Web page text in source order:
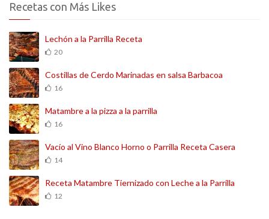
Recetas con Más Likes
Lechón a la Parrilla Receta
20
Costillas de Cerdo Marinadas en salsa Barbacoa
16
Matambre a la pizza a la parrilla
16
Vacío al Vino Blanco Horno o Parrilla Receta Casera
14
Receta Matambre Tiernizado con Leche a la Parrilla
12